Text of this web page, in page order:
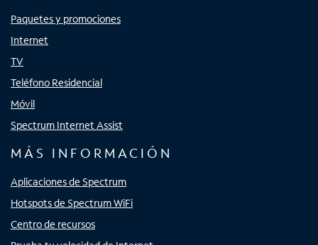
Paquetes y promociones
Internet
TV
Teléfono Residencial
Móvil
Spectrum Internet Assist
MÁS INFORMACIÓN
Aplicaciones de Spectrum
Hotspots de Spectrum WiFi
Centro de recursos